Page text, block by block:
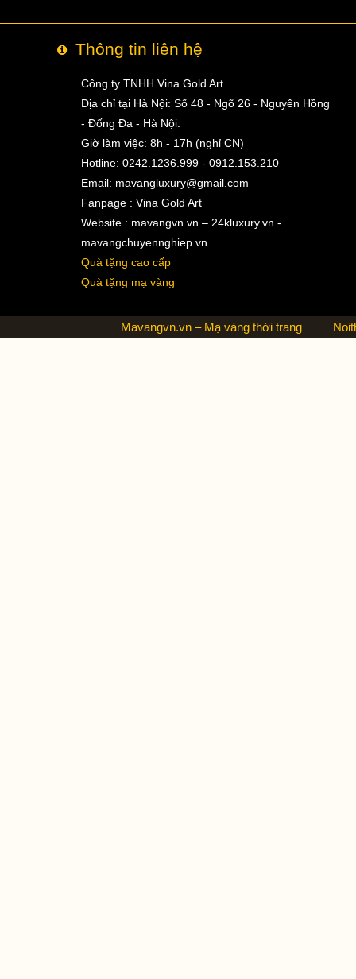
Thông tin liên hệ
Công ty TNHH Vina Gold Art
Địa chỉ tại Hà Nội: Số 48 - Ngõ 26 - Nguyên Hồng
- Đống Đa - Hà Nội.
Giờ làm việc: 8h - 17h (nghỉ CN)
Hotline: 0242.1236.999 - 0912.153.210
Email: mavangluxury@gmail.com
Fanpage : Vina Gold Art
Website : mavangvn.vn – 24kluxury.vn -
mavangchuyennghiep.vn
Quà tặng cao cấp
Quà tặng mạ vàng
Mavangvn.vn – Mạ vàng thời trang